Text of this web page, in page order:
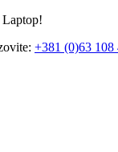
+381 (0)63 108